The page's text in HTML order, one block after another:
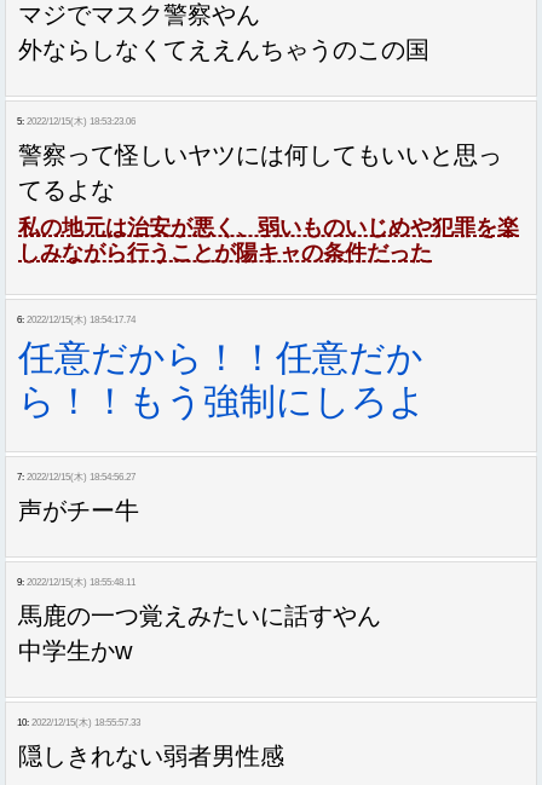
マジでマスク警察やん
外ならしなくてええんちゃうのこの国
5: 2022/12/15(木) 18:53:23.06
警察って怪しいヤツには何してもいいと思っ
てるよな
私の地元は治安が悪く、弱いものいじめや犯罪を楽
しみながら行うことが陽キャの条件だった
6: 2022/12/15(木) 18:54:17.74
任意だから！！任意だか
ら！！もう強制にしろよ
7: 2022/12/15(木) 18:54:56.27
声がチー牛
9: 2022/12/15(木) 18:55:48.11
馬鹿の一つ覚えみたいに話すやん
中学生かw
10: 2022/12/15(木) 18:55:57.33
隠しきれない弱者男性感